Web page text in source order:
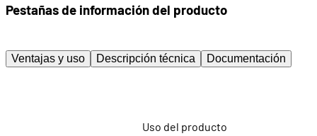
Pestañas de información del producto
Ventajas y uso Descripción técnica Documentación
Uso del producto